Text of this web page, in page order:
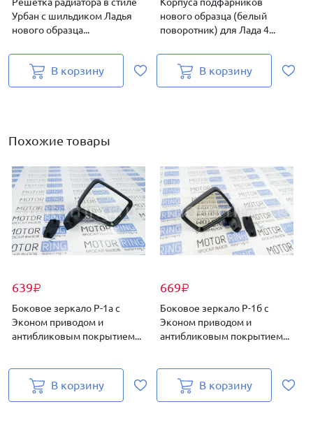
Урбан с шильдиком Ладья
нового образца...
В корзину
нового образца (белый
поворотник) для Лада 4...
В корзину
Похожие товары
639₽
Боковое зеркало Р-1а с
Эконом приводом и
антибликовым покрытием...
В корзину
669₽
Боковое зеркало Р-1б с
Эконом приводом и
антибликовым покрытием...
В корзину